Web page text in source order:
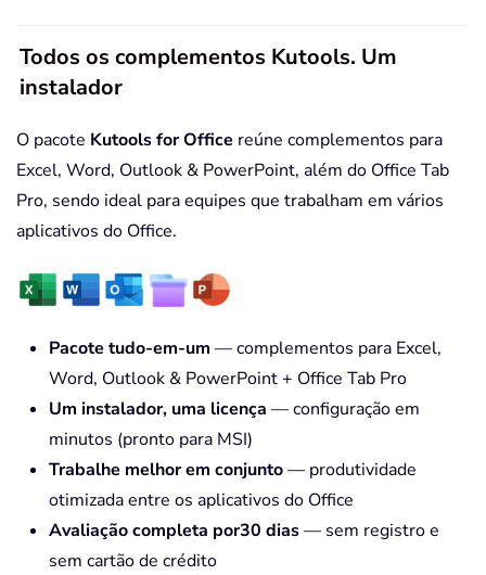
Todos os complementos Kutools. Um
instalador
O pacote Kutools for Office reúne complementos para
Excel, Word, Outlook & PowerPoint, além do Office Tab
Pro, sendo ideal para equipes que trabalham em vários
aplicativos do Office.
Pacote tudo-em-um — complementos para Excel,
Word, Outlook & PowerPoint + Office Tab Pro
Um instalador, uma licença — configuração em
minutos (pronto para MSI)
Trabalhe melhor em conjunto— produtividade
otimizada entre os aplicativos do Office
Avaliação completa por30 dias— sem registro e
sem cartão de crédito